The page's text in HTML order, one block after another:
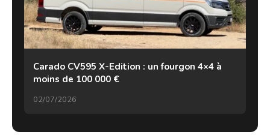
Carado CV595 X-Edition : un fourgon 4×4 à
moins de 100 000 €
02/07/2026